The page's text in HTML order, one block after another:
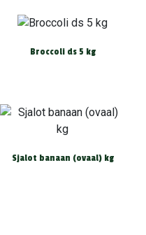
Broccoli ds 5 kg
Sjalot banaan (ovaal) kg